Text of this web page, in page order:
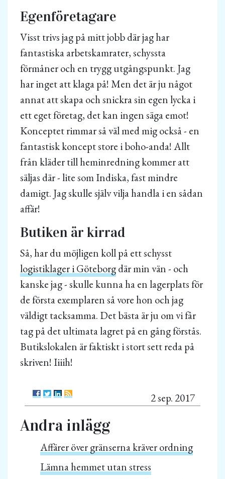
Egenföretagare
Visst trivs jag på mitt jobb där jag har
fantastiska arbetskamrater, schyssta
förmåner och en trygg utgångspunkt. Jag
har inget att klaga på! Men det är ju något
annat att skapa och snickra sin egen lycka i
ett eget företag, det kan ingen säga emot!
Konceptet rimmar så väl med mig också - en
fantastisk koncept store i boho-anda! Allt
från kläder till heminredning kommer att
säljas där - lite som Indiska, fast mindre
damigt. Jag skulle själv vilja handla i en sådan
affär!
Butiken är kirrad
Så, har du möjligen koll på ett schysst
logistiklager i Göteborgdär min vän - och
kanske jag - skulle kunna ha en lagerplats för
de första exemplaren så vore hon och jag
väldigt tacksamma. Det bästa är ju om vi får
tag på det ultimata lagret på en gång förstås.
Butikslokalen är faktiskt i stort sett reda på
skriven! Iiiih!
2 sep. 2017
Andra inlägg
Affärer över gränserna kräver ordning
Lämna hemmet utan stress